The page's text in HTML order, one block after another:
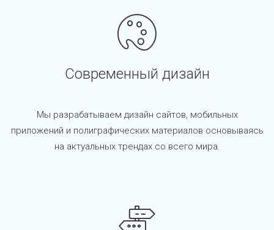
Современный дизайн
Мы разрабатываем дизайн сайтов, мобильных
приложений и полиграфических материалов основываясь
на актуальных трендах со всего мира.